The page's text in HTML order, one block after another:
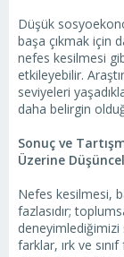
Düşük
başa çıkmak için
nefes kesilmesi
etkileyebilir.
seviyeleri
daha belirgin
Sonuç ve
Üzerine
Nefes kesilmesi,
fazlasıdır;
deneyimlediğimizi
farklar, ırk ve